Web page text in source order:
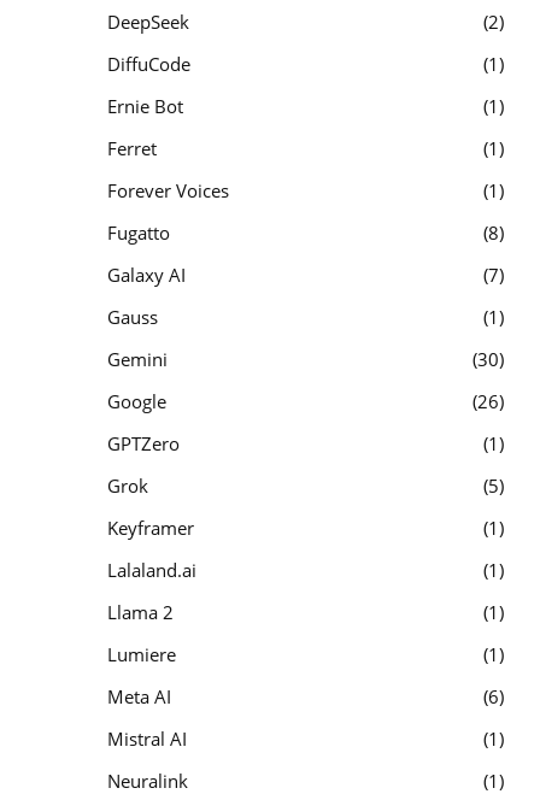
DeepSeek
2
DiffuCode
1
Ernie Bot
1
Ferret
1
Forever Voices
1
Fugatto
8
Galaxy AI
7
Gauss
1
Gemini
30
Google
26
GPTZero
1
Grok
5
Keyframer
1
Lalaland.ai
1
Llama 2
1
Lumiere
1
Meta AI
6
Mistral AI
1
Neuralink
1